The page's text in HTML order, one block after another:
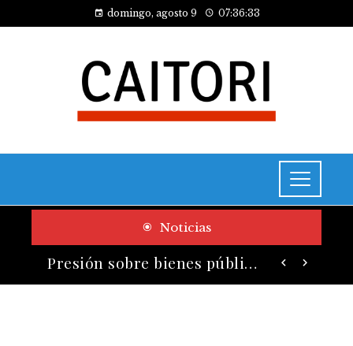
domingo, agosto 9 07:36:34
Noticias
Presión sobre bienes públicos y consecuencias fiscales del turismo en Montenegro